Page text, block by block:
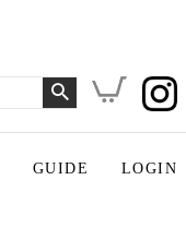
GUIDE LOGIN